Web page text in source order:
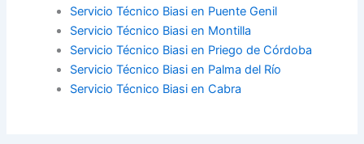
Servicio Técnico Biasi en Puente Genil
Servicio Técnico Biasi en Montilla
Servicio Técnico Biasi en Priego de Córdoba
Servicio Técnico Biasi en Palma del Río
Servicio Técnico Biasi en Cabra